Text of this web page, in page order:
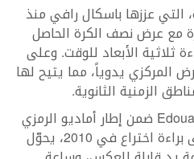
التي عززها باسكال رافي منذ
بصورة مع عرض نصف الكرة الحاصل
ثلاثية الأبعاد للوقت. وعلى
المركزي يدوياً، مما يتيح لها
الزمنية الثانوية.
واستقر Edouard Bovet Tourbillon ضمن إطار أماديو الرمزي
القابل للتحويل. وبحصوله على براءة اختراع في 2010، يحوّل